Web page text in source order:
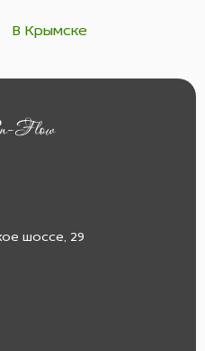
В Крымске
шоссе, 29